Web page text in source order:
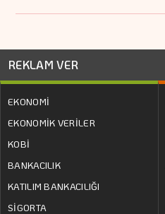
REKLAM VER
EKONOMİ
EKONOMİK VERİLER
KOBİ
BANKACILIK
KATILIM BANKACILIĞI
SİGORTA